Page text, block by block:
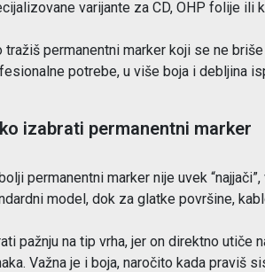
varijante za CD, OHP folije ili
tražiš permanentni marker koji se ne
potrebe, u više boja i debljina
izabrati permanentni marker
permanentni marker nije uvek
model, dok za glatke površine,
pažnju na tip vrha, jer on direktno
Važna je i boja, naročito kada praviš